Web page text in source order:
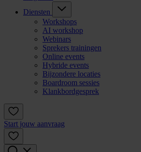
Diensten
Workshops
AI workshop
Webinars
Sprekers trainingen
Online events
Hybride events
Bijzondere locaties
Boardroom sessies
Klankbordgesprek
Start jouw aanvraag